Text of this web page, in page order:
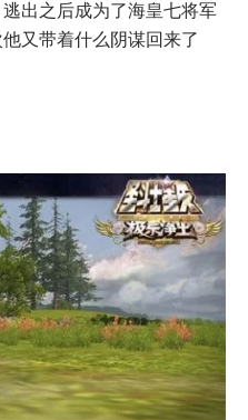
出之后成为了海皇七将军
又带着什么阴谋回来了